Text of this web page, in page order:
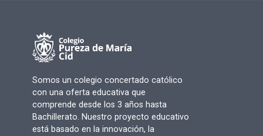
Somos un colegio concertado católico
con una oferta educativa que
comprende desde los 3 años hasta
Bachillerato. Nuestro proyecto educativo
está basado en la innovación, la